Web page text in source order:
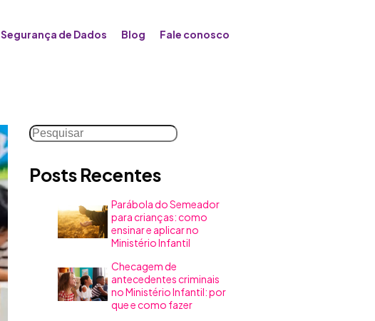
Segurança de Dados Blog Fale conosco
Pesquisar
Posts Recentes
Parábola do Semeador
para crianças: como
ensinar e aplicar no
Ministério Infantil
Checagem de
antecedentes criminais
no Ministério Infantil: por
que e como fazer